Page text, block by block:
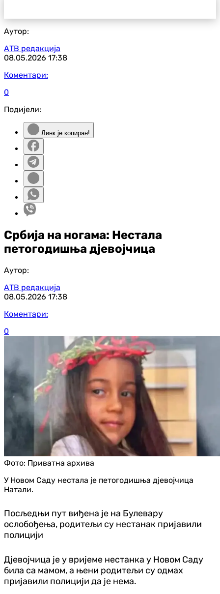
Аутор:
АТВ редакција
08.05.2026 17:38
Коментари:
0
Подијели:
Линк је копиран!
Србија на ногама: Нестала
петогодишња дјевојчица
Аутор:
АТВ редакција
08.05.2026 17:38
Коментари:
0
Фото: Приватна архива
У Новом Саду нестала је петогодишња дјевојчица
Натали.
Посљедњи пут виђена је на Булевару
ослобођења, родитељи су нестанак пријавили
полицији
Дјевојчица је у вријеме нестанка у Новом Саду
била са мамом, а њени родитељи су одмах
пријавили полицији да је нема.